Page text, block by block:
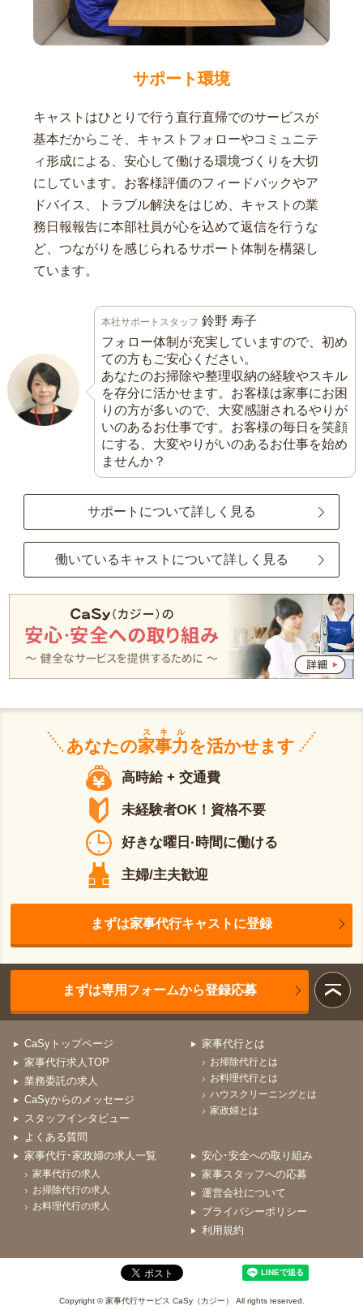
サポート環境
キャストはひとりで行う直行直帰でのサービスが
基本だからこそ、キャストフォローやコミュニテ
ィ形成による、安心して働ける環境づくりを大切
にしています。お客様評価のフィードバックやア
ドバイス、トラブル解決をはじめ、キャストの業
務日報報告に本部社員が心を込めて返信を行うな
ど、つながりを感じられるサポート体制を構築し
ています。
本社サポートスタッフ 鈴野 寿子
フォロー体制が充実していますので、初め
ての方もご安心ください。
あなたのお掃除や整理収納の経験やスキル
を存分に活かせます。お客様は家事にお困
りの方が多いので、大変感謝されるやりが
いのあるお仕事です。お客様の毎日を笑顔
にする、大変やりがいのあるお仕事を始め
ませんか？
サポートについて詳しく見る
働いているキャストについて詳しく見る
あなたの家事力
スキル
を活かせます
高時給 + 交通費
未経験者OK！資格不要
好きな曜日·時間に働ける
主婦/主夫歓迎
まずは家事代行キャストに登録
まずは専用フォームから登録応募
CaSyトップページ
家事代行求人TOP
業務委託の求人
CaSyからのメッセージ
スタッフインタビュー
よくある質問
家事代行とは
お掃除代行とは
お料理代行とは
ハウスクリーニングとは
家政婦とは
家事代行･家政婦の求人一覧
家事代行の求人
お掃除代行の求人
お料理代行の求人
安心･安全への取り組み
家事スタッフへの応募
運営会社について
プライバシーポリシー
利用規約
Copyright © 家事代行サービス CaSy（カジー） All rights reserved.